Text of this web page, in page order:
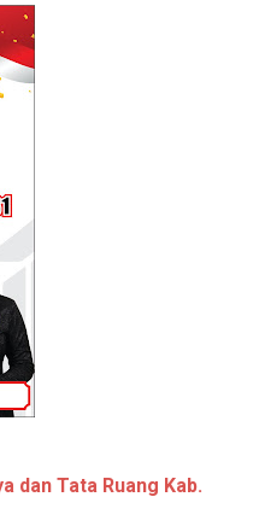
dan Tata Ruang Kab.